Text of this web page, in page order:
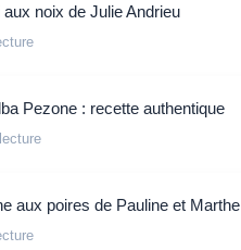
noix de Julie Andrieu
Pezone : recette authentique
aux poires de Pauline et Marthe